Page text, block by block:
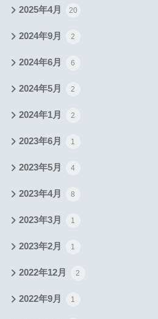
2025年4月 20
2024年9月 2
2024年6月 6
2024年5月 2
2024年1月 2
2023年6月 1
2023年5月 4
2023年4月 8
2023年3月 1
2023年2月 1
2022年12月 2
2022年9月 1